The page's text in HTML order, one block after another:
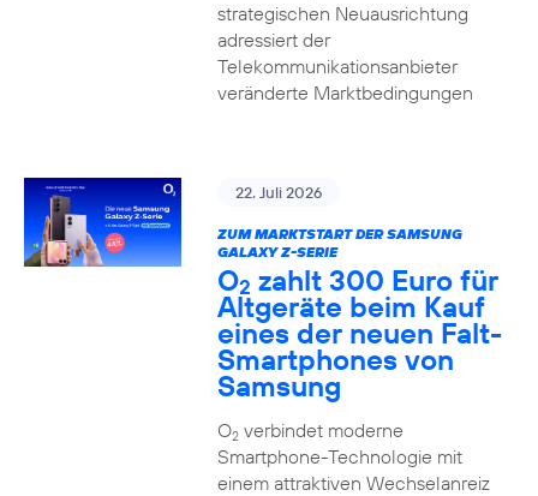
strategischen Neuausrichtung
adressiert der
Telekommunikationsanbieter
veränderte Marktbedingungen
22. Juli 2026
ZUM MARKTSTART DER SAMSUNG
GALAXY Z-SERIE
O2 zahlt 300 Euro für
Altgeräte beim Kauf
eines der neuen Falt-
Smartphones von
Samsung
O2verbindet moderne
Smartphone-Technologie mit
einem attraktiven Wechselanreiz